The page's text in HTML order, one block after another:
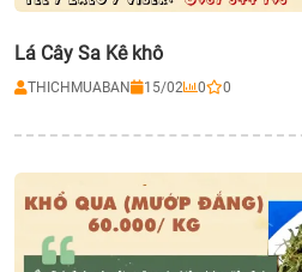
Lá Cây Sa Kê khô
THICHMUABAN 15/02 0 0